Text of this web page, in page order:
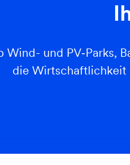
Wind- und PV‑Parks,
die Wirtschaftlichkeit